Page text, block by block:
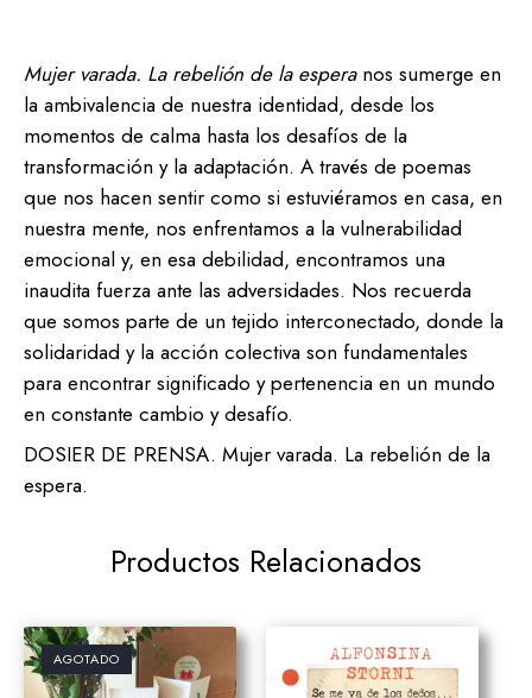
Mujer varada. La rebelión de la espera nos sumerge en
la ambivalencia de nuestra identidad, desde los
momentos de calma hasta los desafíos de la
transformación y la adaptación. A través de poemas
que nos hacen sentir como si estuviéramos en casa, en
nuestra mente, nos enfrentamos a la vulnerabilidad
emocional y, en esa debilidad, encontramos una
inaudita fuerza ante las adversidades. Nos recuerda
que somos parte de un tejido interconectado, donde la
solidaridad y la acción colectiva son fundamentales
para encontrar significado y pertenencia en un mundo
en constante cambio y desafío.
DOSIER DE PRENSA. Mujer varada. La rebelión de la
espera.
Productos Relacionados
AGOTADO